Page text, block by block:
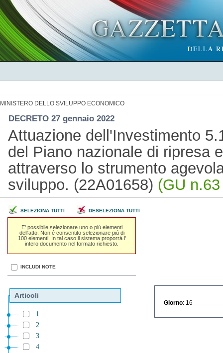
MINISTERO DELLO SVILUPPO ECONOMICO
DECRETO 27 gennaio 2022
Attuazione dell'Investimento
del Piano nazionale di ripresa
attraverso lo strumento
sviluppo. (22A01658) (GU
SELEZIONA TUTTI DESELEZIONA TUTTI
E' possibile selezionare uno o piú elementi
dell'atto. Non é consentito selezionare piú di
100 elementi. In tal caso il sistema proporrá l'
intero documento nel formato richiesto.
INCLUDI NOTE
Articoli
1
2
3
4
Giorno : 16